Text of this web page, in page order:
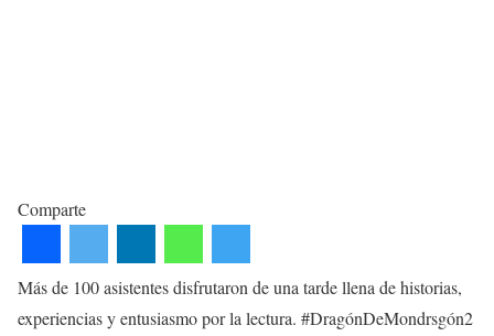
Comparte
Más de 100 asistentes disfrutaron de una tarde llena de historias,
experiencias y entusiasmo por la lectura. #DragónDeMondrsgón2